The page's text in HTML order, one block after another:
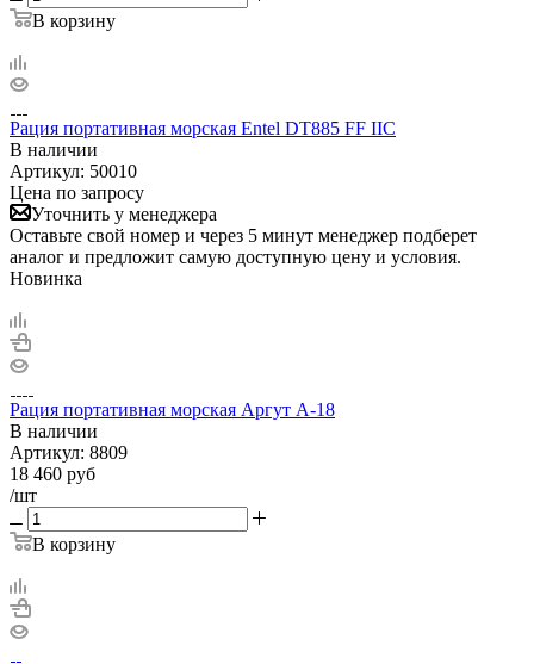
В корзину
Рация портативная морская Entel DT885 FF IIC
В наличии
Артикул: 50010
Цена по запросу
Уточнить у менеджера
Оставьте свой номер и через 5 минут менеджер подберет
аналог и предложит самую доступную цену и условия.
Новинка
Рация портативная морская Аргут А-18
В наличии
Артикул: 8809
18 460 руб
/шт
В корзину